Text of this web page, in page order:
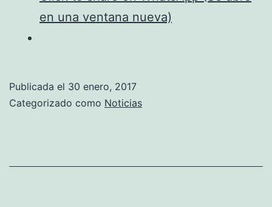
en una ventana nueva)
Publicada el 30 enero, 2017
Categorizado como Noticias